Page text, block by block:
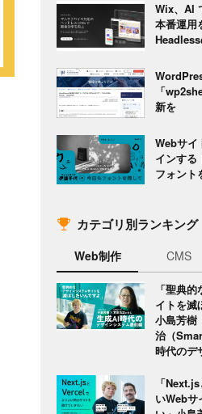
Wix、AI
本番運用
「
新を
Webサイ
インする
フォント
カテゴリ別ランキング
Web制作 CMS
「聖典
イトを滅
小島芳樹
治（
時代のデ
「
いWebサ